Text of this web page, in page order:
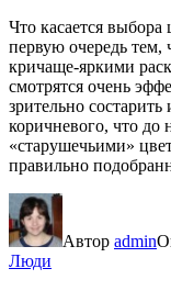
Что касается выбора
первую очередь тем,
кричаще-яркими
смотрятся очень
зрительно
коричневого, что до
«старушечьими»
правильно
Автор admin
Люди